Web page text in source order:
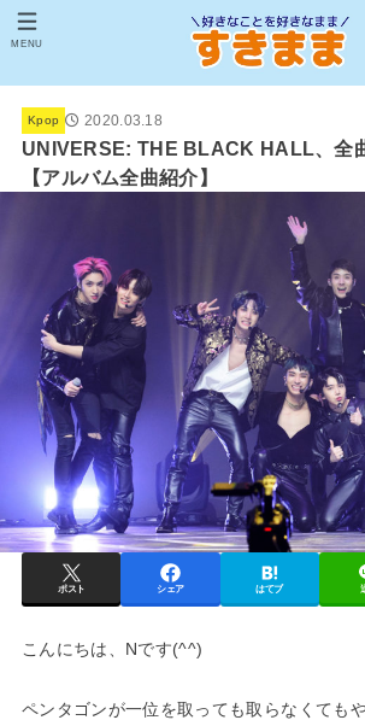
MENU
Kpop 2020.03.18
UNIVERSE: THE BLACK HALL、全
【アルバム全曲紹介】
ポスト シェア はてブ
こんにちは、Nです(^^)
ペンタゴンが一位を取っても取らなくても